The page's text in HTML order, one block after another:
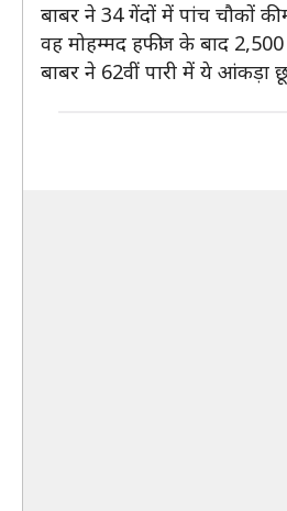
बाबर ने 34 गेंदों में पांच चौकों
वह मोहम्मद हफीज के बाद
बाबर ने 62वीं पारी में ये आंकड़ा